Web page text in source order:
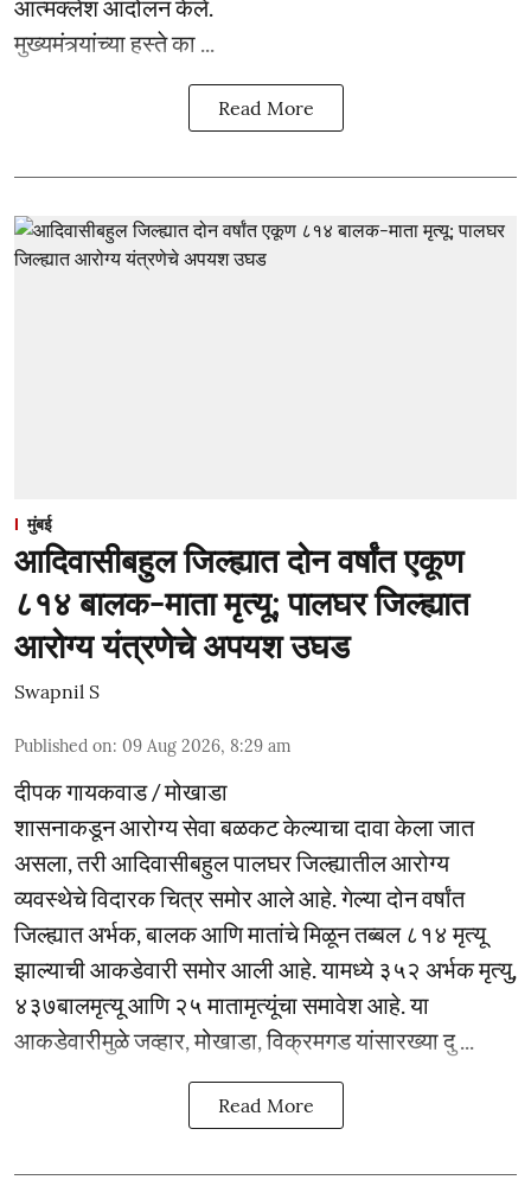
आत्मक्लेश आंदोलन केले.
मुख्यमंत्र्यांच्या हस्ते का ...
Read More
मुंबई
आदिवासीबहुल जिल्ह्यात दोन वर्षांत एकूण
८१४ बालक-माता मृत्यू; पालघर जिल्ह्यात
आरोग्य यंत्रणेचे अपयश उघड
Swapnil S
Published on: 09 Aug 2026, 8:29 am
दीपक गायकवाड / मोखाडा
शासनाकडून आरोग्य सेवा बळकट केल्याचा दावा केला जात
असला, तरी आदिवासीबहुल पालघर जिल्ह्यातील आरोग्य
व्यवस्थेचे विदारक चित्र समोर आले आहे. गेल्या दोन वर्षांत
जिल्ह्यात अर्भक, बालक आणि मातांचे मिळून तब्बल ८१४ मृत्यू
झाल्याची आकडेवारी समोर आली आहे. यामध्ये ३५२ अर्भक मृत्यु,
४३७बालमृत्यू आणि २५ मातामृत्यूंचा समावेश आहे. या
आकडेवारीमुळे जव्हार, मोखाडा, विक्रमगड यांसारख्या दु ...
Read More